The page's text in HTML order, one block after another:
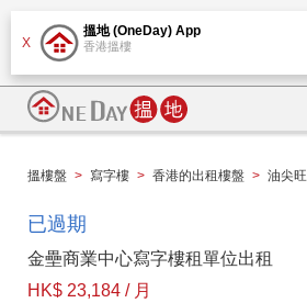
X
搵地 (OneDay) App
香港搵樓
搵樓盤 > 寫字樓 > 香港的出租樓盤 > 油尖旺
已過期
金壘商業中心寫字樓租單位出租
HK$ 23,184 / 月